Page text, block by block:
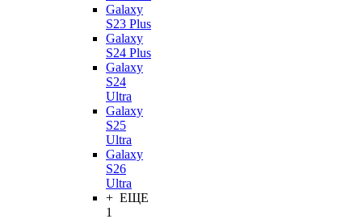
Galaxy
S23 Plus
Galaxy
S24 Plus
Galaxy
S24
Ultra
Galaxy
S25
Ultra
Galaxy
S26
Ultra
+ ЕЩЕ
1